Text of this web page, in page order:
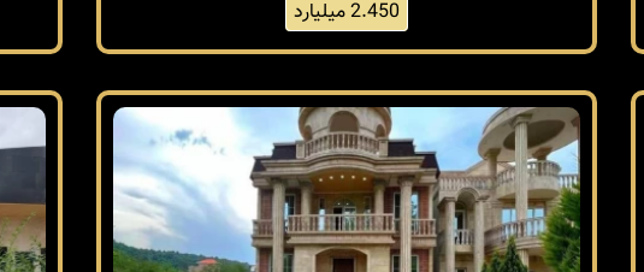
2.450 میلیارد